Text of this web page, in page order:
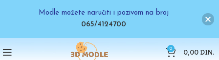
0 0,00 DIN.
Modle možete naručiti i pozivom na broj
065/4124700